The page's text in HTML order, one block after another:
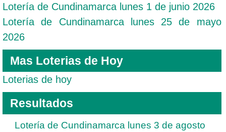
Lotería de Cundinamarca lunes 1 de junio 2026
Lotería de Cundinamarca lunes 25 de mayo
2026
Mas Loterias de Hoy
Loterias de hoy
Resultados
Lotería de Cundinamarca lunes 3 de agosto